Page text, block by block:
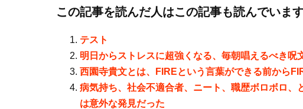
この記事を読んだ人はこの記事も読んでいま
テスト
明日からストレスに超強くなる、毎朝唱えるべき呪
西園寺貴文とは、FIREという言葉ができる前から
病気持ち、社会不適合者、ニート、職歴ボロボロ、
は意外な発見だった